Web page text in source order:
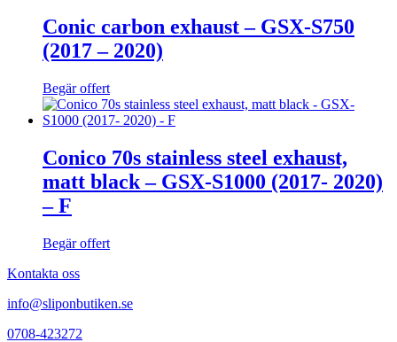
Conic carbon exhaust – GSX-S750
(2017 – 2020)
Begär offert
Conico 70s stainless steel exhaust,
matt black – GSX-S1000 (2017- 2020)
– F
Begär offert
Kontakta oss
info@sliponbutiken.se
0708-423272